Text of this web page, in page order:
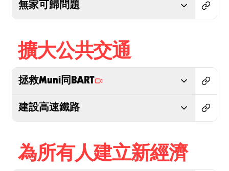
無家可歸問題
擴大公共交通
拯救Muni同BART
建設高速鐵路
為所有人建立新經濟